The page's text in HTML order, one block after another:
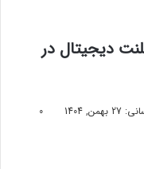
دیجیتال در
1404
0